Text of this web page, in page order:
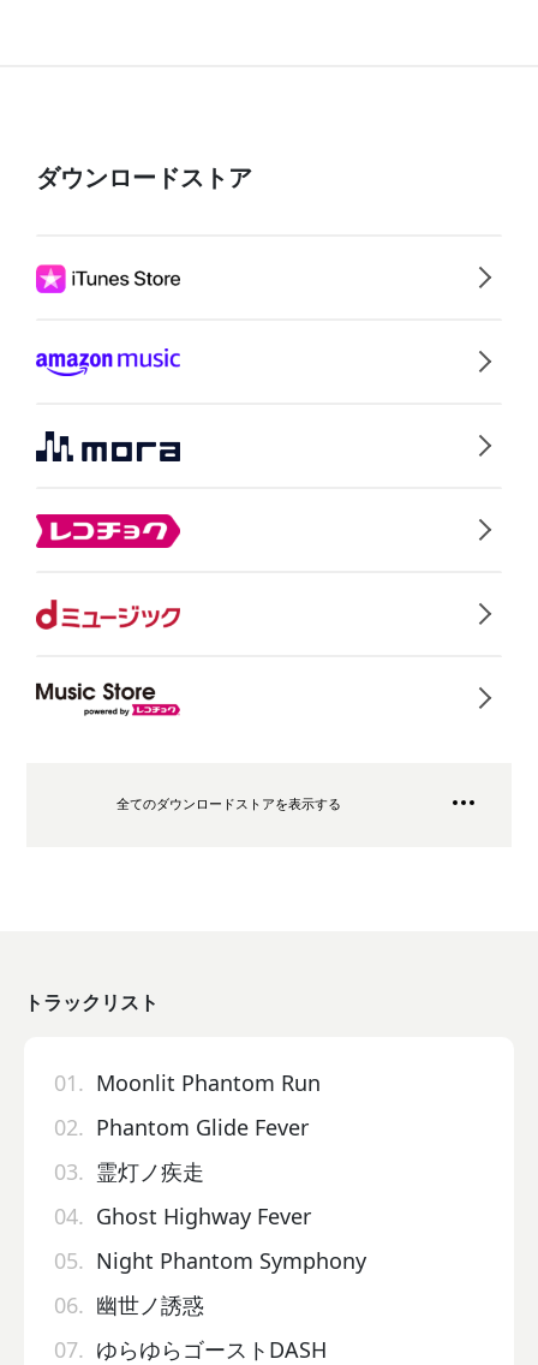
ダウンロードストア
全てのダウンロードストアを表示する
トラックリスト
01. Moonlit Phantom Run
02. Phantom Glide Fever
03. 霊灯ノ疾走
04. Ghost Highway Fever
05. Night Phantom Symphony
06. 幽世ノ誘惑
07. ゆらゆらゴーストDASH